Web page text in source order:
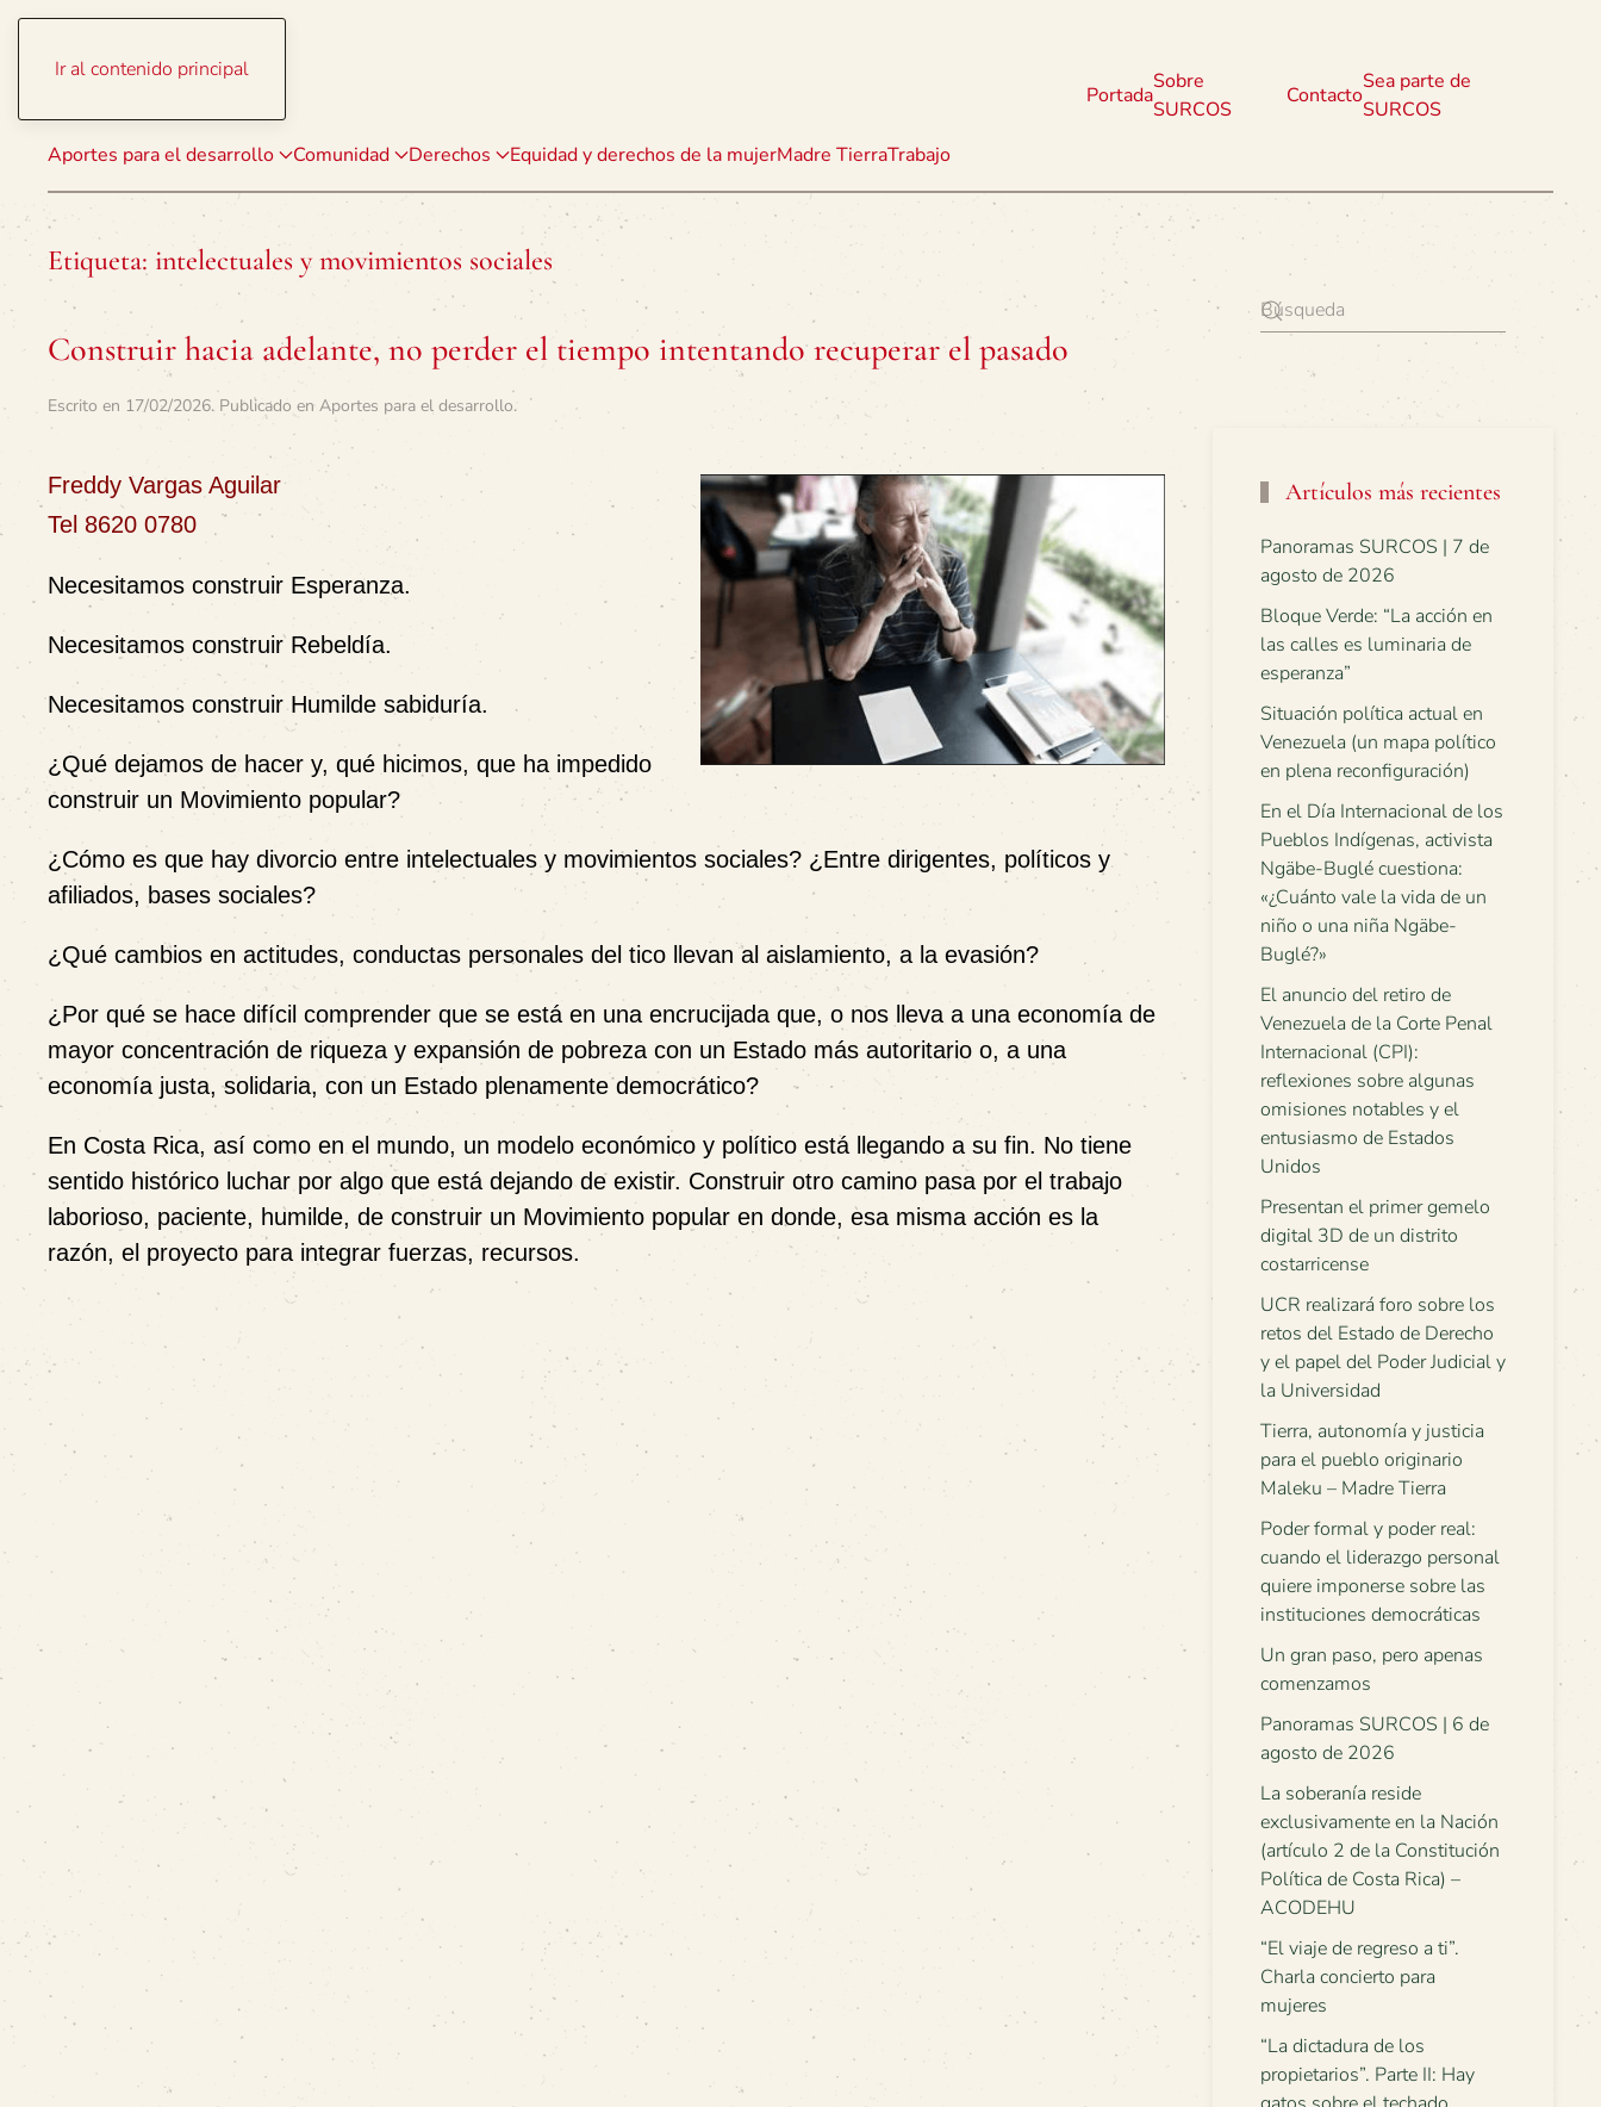
Ir al contenido principal
Aportes para el desarrollo Comunidad Derechos Equidad y derechos de la mujerMadre TierraTrabajo
Portada
Sobre
SURCOS
Contacto
Sea parte de
SURCOS
Etiqueta: intelectuales y movimientos sociales
Construir hacia adelante, no perder el tiempo intentando recuperar el pasado
Escrito en 17/02/2026. Publicado en Aportes para el desarrollo.
Freddy Vargas Aguilar
Tel 8620 0780
Necesitamos construir Esperanza.
Necesitamos construir Rebeldía.
Necesitamos construir Humilde sabiduría.
¿Qué dejamos de hacer y, qué hicimos, que ha impedido
construir un Movimiento popular?
¿Cómo es que hay divorcio entre intelectuales y movimientos sociales? ¿Entre dirigentes, políticos y
afiliados, bases sociales?
¿Qué cambios en actitudes, conductas personales del tico llevan al aislamiento, a la evasión?
¿Por qué se hace difícil comprender que se está en una encrucijada que, o nos lleva a una economía de
mayor concentración de riqueza y expansión de pobreza con un Estado más autoritario o, a una
economía justa, solidaria, con un Estado plenamente democrático?
En Costa Rica, así como en el mundo, un modelo económico y político está llegando a su fin. No tiene
sentido histórico luchar por algo que está dejando de existir. Construir otro camino pasa por el trabajo
laborioso, paciente, humilde, de construir un Movimiento popular en donde, esa misma acción es la
razón, el proyecto para integrar fuerzas, recursos.
Artículos más recientes
Panoramas SURCOS | 7 de
agosto de 2026
Bloque Verde: “La acción en
las calles es luminaria de
esperanza”
Situación política actual en
Venezuela (un mapa político
en plena reconfiguración)
En el Día Internacional de los
Pueblos Indígenas, activista
Ngäbe-Buglé cuestiona:
«¿Cuánto vale la vida de un
niño o una niña Ngäbe-
Buglé?»
El anuncio del retiro de
Venezuela de la Corte Penal
Internacional (CPI):
reflexiones sobre algunas
omisiones notables y el
entusiasmo de Estados
Unidos
Presentan el primer gemelo
digital 3D de un distrito
costarricense
UCR realizará foro sobre los
retos del Estado de Derecho
y el papel del Poder Judicial y
la Universidad
Tierra, autonomía y justicia
para el pueblo originario
Maleku – Madre Tierra
Poder formal y poder real:
cuando el liderazgo personal
quiere imponerse sobre las
instituciones democráticas
Un gran paso, pero apenas
comenzamos
Panoramas SURCOS | 6 de
agosto de 2026
La soberanía reside
exclusivamente en la Nación
(artículo 2 de la Constitución
Política de Costa Rica) –
ACODEHU
“El viaje de regreso a ti”.
Charla concierto para
mujeres
“La dictadura de los
propietarios”. Parte II: Hay